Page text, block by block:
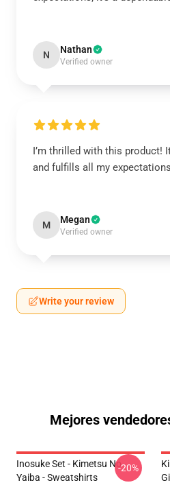
N Nathan
Verified owner
I’m thrilled with this product!
and fulfills all my
M Megan
Verified owner
Write your review
Mejores
Inosuke Set - Kimetsu No
Yaiba - Sweatshirts
-20%